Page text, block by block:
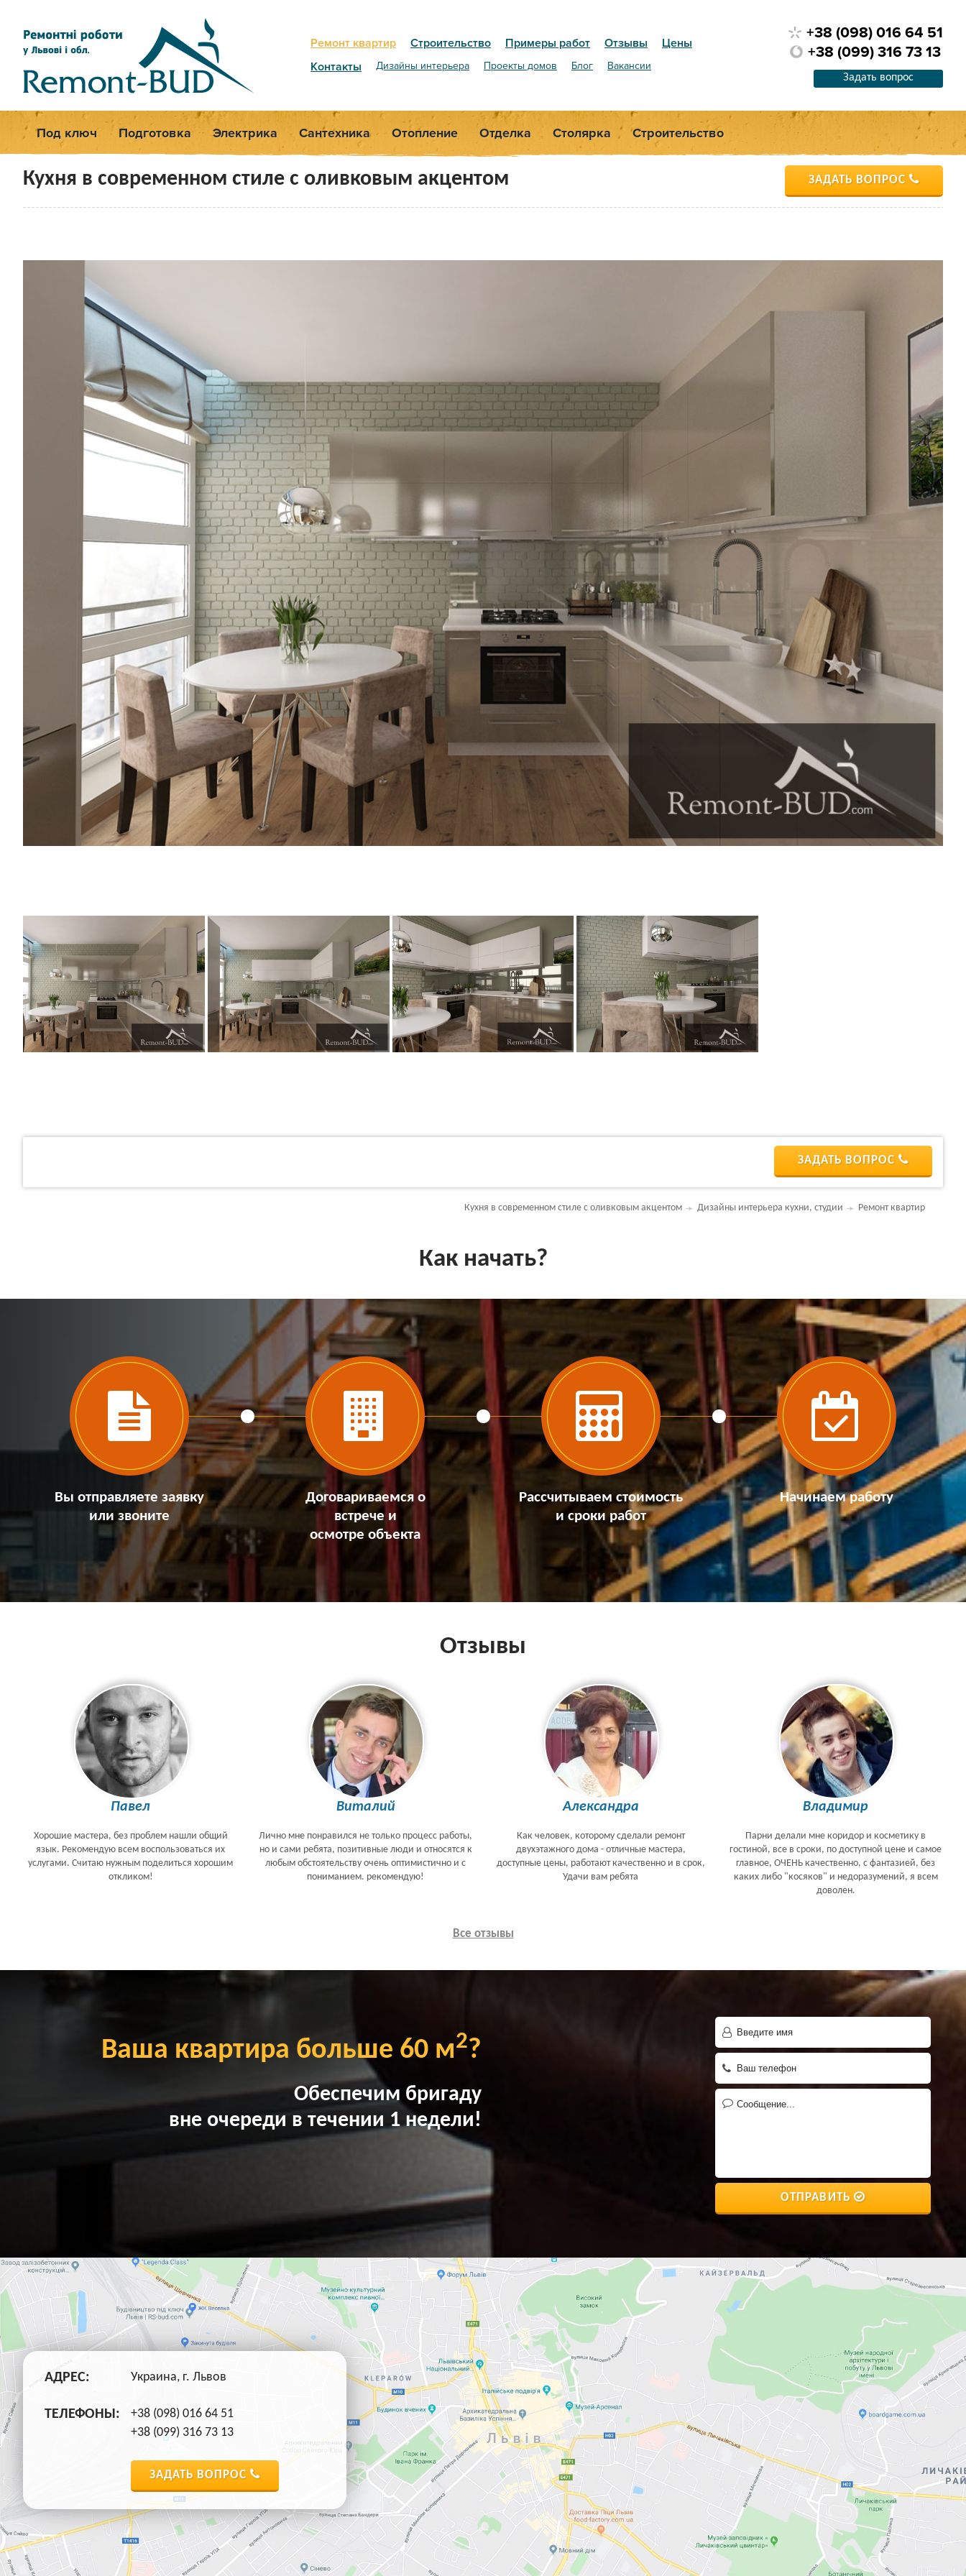
Ремонт квартир Строительство Примеры работ Отзывы
Цены
Контакты
Дизайны интерьера Проекты домов Блог Вакансии
+38 (098) 016 64 51
+38 (099) 316 73 13
Задать вопрос
Под ключ Подготовка Электрика Сантехника Отопление Отделка Столярка Строительство
Кухня в современном стиле с оливковым акцентом ЗАДАТЬ ВОПРОС
ЗАДАТЬ ВОПРОС
Ремонт квартир
Дизайны интерьера кухни, студии
Кухня в современном стиле с оливковым акцентом
Как начать?
Вы отправляете заявку
или звоните
Договариваемся о
встрече и
осмотре объекта
Рассчитываем стоимость
и сроки работ
Начинаем работу
Отзывы
Павел
Хорошие мастера, без проблем нашли общий
язык. Рекомендую всем воспользоваться их
услугами. Считаю нужным поделиться хорошим
откликом!
Виталий
Лично мне понравился не только процесс работы,
но и сами ребята, позитивные люди и относятся к
любым обстоятельству очень оптимистично и с
пониманием. рекомендую!
Александра
Как человек, которому сделали ремонт
двухэтажного дома - отличные мастера,
доступные цены, работают качественно и в срок,
Удачи вам ребята
Владимир
Парни делали мне коридор и косметику в
гостиной, все в сроки, по доступной цене и самое
главное, ОЧЕНЬ качественно, с фантазией, без
каких либо "косяков" и недоразумений, я всем
доволен.
Все отзывы
Ваша квартира больше 60 м2?
Обеспечим бригаду
вне очереди в течении 1 недели!
ОТПРАВИТЬ
АДРЕС: Украина, г. Львов
ТЕЛЕФОНЫ:
+38 (098) 016 64 51
+38 (099) 316 73 13
ЗАДАТЬ ВОПРОС